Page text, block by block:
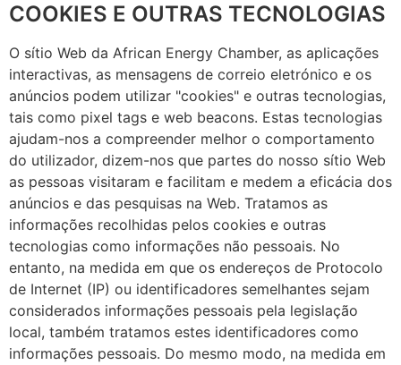
COOKIES E OUTRAS TECNOLOGIAS
O sítio Web da African Energy Chamber, as aplicações
interactivas, as mensagens de correio eletrónico e os
anúncios podem utilizar "cookies" e outras tecnologias,
tais como pixel tags e web beacons. Estas tecnologias
ajudam-nos a compreender melhor o comportamento
do utilizador, dizem-nos que partes do nosso sítio Web
as pessoas visitaram e facilitam e medem a eficácia dos
anúncios e das pesquisas na Web. Tratamos as
informações recolhidas pelos cookies e outras
tecnologias como informações não pessoais. No
entanto, na medida em que os endereços de Protocolo
de Internet (IP) ou identificadores semelhantes sejam
considerados informações pessoais pela legislação
local, também tratamos estes identificadores como
informações pessoais. Do mesmo modo, na medida em